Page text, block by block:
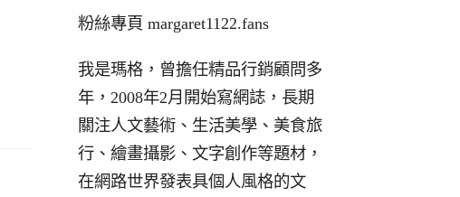
粉絲專頁 margaret1122.fans
我是瑪格，曾擔任精品行銷顧問多
年，2008年2月開始寫網誌，長期
關注人文藝術、生活美學、美食旅
行、繪畫攝影、文字創作等題材，
在網路世界發表具個人風格的文